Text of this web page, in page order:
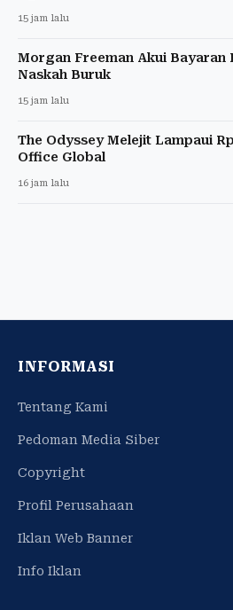
15 jam lalu
Morgan Freeman Akui Bayaran
Naskah Buruk
15 jam lalu
The Odyssey Melejit Lampaui
Office Global
16 jam lalu
INFORMASI
Tentang Kami
Pedoman Media Siber
Copyright
Profil Perusahaan
Iklan Web Banner
Info Iklan